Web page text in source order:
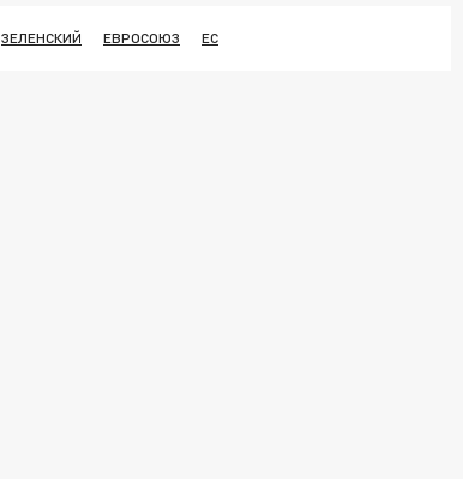
ЗЕЛЕНСКИЙ ЕВРОСОЮЗ ЕС